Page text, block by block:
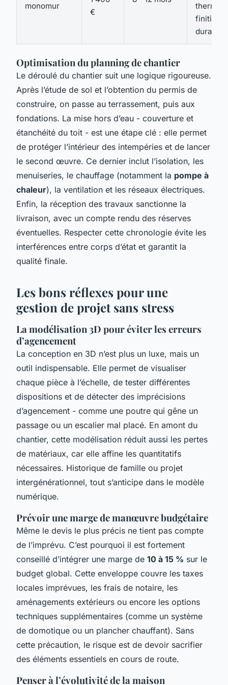
monomur
€
finition
durable
Optimisation du planning de chantier
Le déroulé du chantier suit une logique rigoureuse.
Après l’étude de sol et l’obtention du permis de
construire, on passe au terrassement, puis aux
fondations. La mise hors d’eau - couverture et
étanchéité du toit - est une étape clé : elle permet
de protéger l’intérieur des intempéries et de lancer
le second œuvre. Ce dernier inclut l’isolation, les
menuiseries, le chauffage (notamment la pompe à
chaleur), la ventilation et les réseaux électriques.
Enfin, la réception des travaux sanctionne la
livraison, avec un compte rendu des réserves
éventuelles. Respecter cette chronologie évite les
interférences entre corps d’état et garantit la
qualité finale.
Les bons réflexes pour une
gestion de projet sans stress
La modélisation 3D pour éviter les erreurs
d’agencement
La conception en 3D n’est plus un luxe, mais un
outil indispensable. Elle permet de visualiser
chaque pièce à l’échelle, de tester différentes
dispositions et de détecter des imprécisions
d’agencement - comme une poutre qui gêne un
passage ou un escalier mal placé. En amont du
chantier, cette modélisation réduit aussi les pertes
de matériaux, car elle affine les quantitatifs
nécessaires. Historique de famille ou projet
intergénérationnel, tout s’anticipe dans le modèle
numérique.
Prévoir une marge de manœuvre budgétaire
Même le devis le plus précis ne tient pas compte
de l’imprévu. C’est pourquoi il est fortement
conseillé d’intégrer une marge de 10 à 15 % sur le
budget global. Cette enveloppe couvre les taxes
locales imprévues, les frais de notaire, les
aménagements extérieurs ou encore les options
techniques supplémentaires (comme un système
de domotique ou un plancher chauffant). Sans
cette précaution, le risque est de devoir sacrifier
des éléments essentiels en cours de route.
Penser à l’évolutivité de la maison